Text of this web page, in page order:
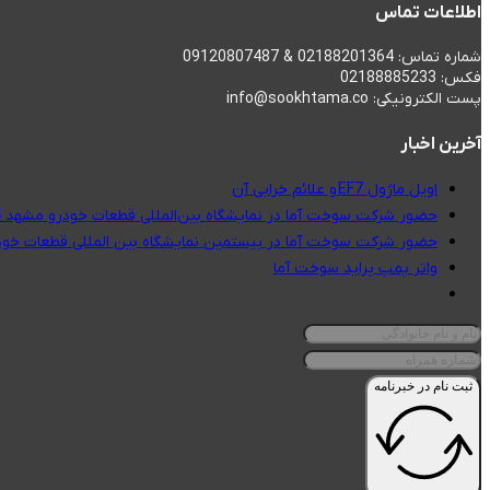
اطلاعات تماس
شماره تماس: 02188201364 & 09120807487
فکس: 02188885233
پست الکترونیکی: info@sookhtama.co
آخرین اخبار
اویل ماژول EF7 و علائم خرابی آن
حضور شرکت سوخت آما در نمایشگاه بین‌المللی قطعات خودرو مشهد 1404
حضور شرکت سوخت آما در بیستمین نمایشگاه بین المللی قطعات
واتر پمپ پراید سوخت آما
ثبت نام در خبرنامه